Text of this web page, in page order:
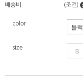
배송비 (조건)
color 블랙
size S